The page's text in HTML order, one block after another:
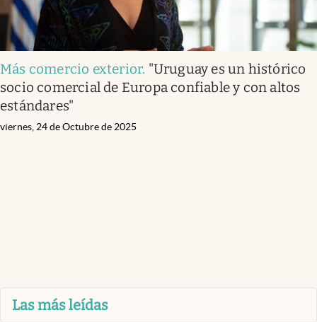
Más comercio exterior. "Uruguay es un histórico
socio comercial de Europa confiable y con altos
estándares"
viernes, 24 de Octubre de 2025
Las más leídas